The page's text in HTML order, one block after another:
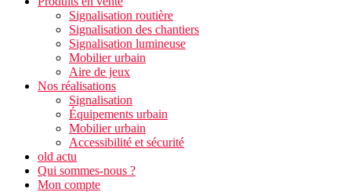
Signalisation routière
Signalisation des chantiers
Signalisation lumineuse
Mobilier urbain
Aire de jeux
Nos réalisations
Signalisation
Équipements urbain
Mobilier urbain
Accessibilité et sécurité
old actu
Qui sommes-nous ?
Mon compte